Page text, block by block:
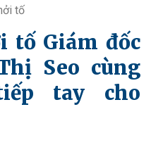
tố
tố Giám đốc
Seo cùng
tay cho